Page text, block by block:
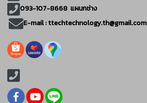
093-107-8668 แผนกช่าง
E-mail :ttechtechnology.th@gmail.com